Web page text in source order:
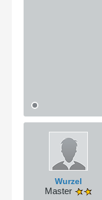
Wurzel
Master